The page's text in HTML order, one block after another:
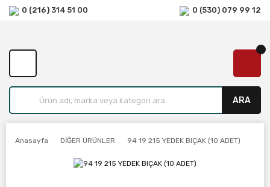
0 (216) 314 51 00 0 (530) 079 99 12
ARA
Anasayfa DİĞER ÜRÜNLER 94 19 215 YEDEK BIÇAK (10 ADET)